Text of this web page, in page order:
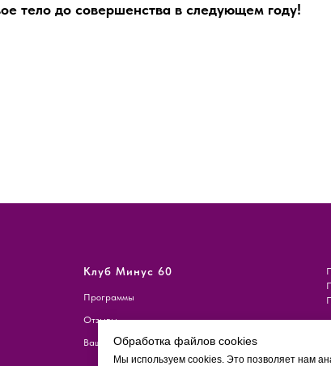
тело до совершенства в следующем году!
Обработка файлов cookies
Мы используем cookies. Это позволяет нам
Клуб Минус 60
Программы
Отзывы
Ваш личный кабинет